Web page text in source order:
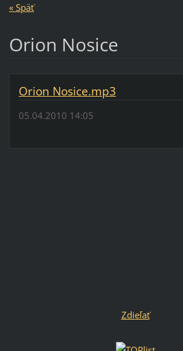
« Späť
Orion Nosice
Orion Nosice.mp3
05.04.2010 14:05
Zdieľať